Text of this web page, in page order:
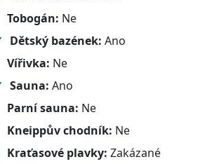
Tobogán: Ne
Dětský bazének: Ano
Vířivka: Ne
Sauna: Ano
Parní sauna: Ne
Kneippův chodník: Ne
Kraťasové plavky: Zakázané